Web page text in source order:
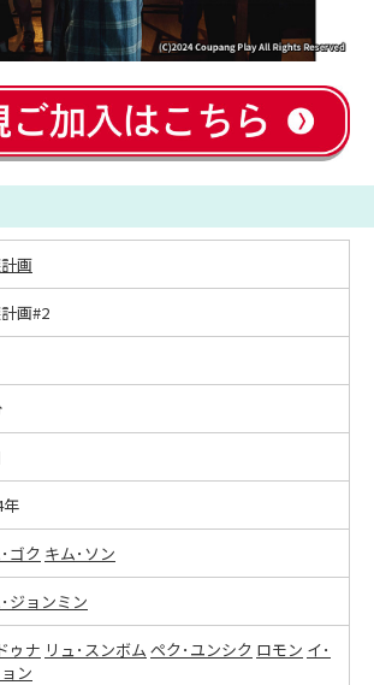
画
画#2
年
ゴク キム･ソン
ジョンミン
ゥナ リュ･スンボム ペク･ユンシク ロモン イ･
ン